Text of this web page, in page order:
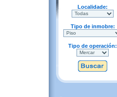
Localidade:
Tipo de inmobre:
Tipo de operación: